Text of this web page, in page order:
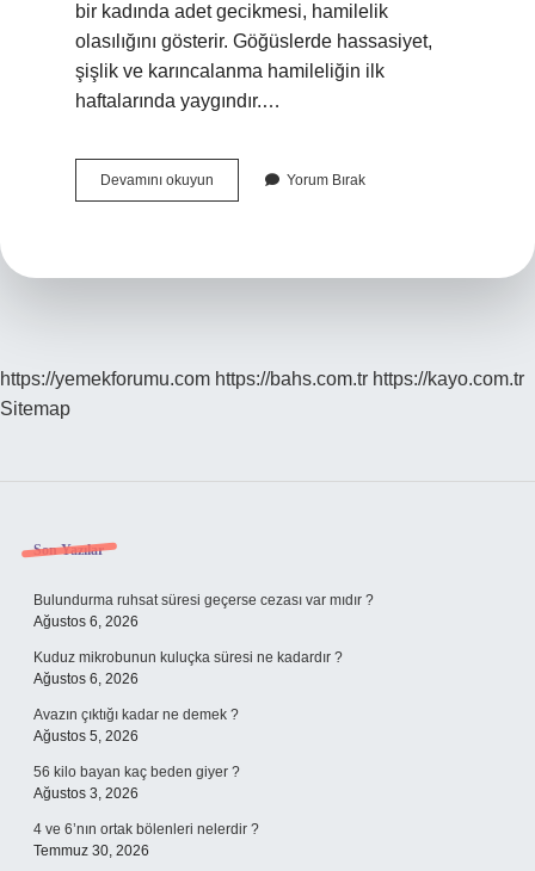
bir kadında adet gecikmesi, hamilelik
olasılığını gösterir. Göğüslerde hassasiyet,
şişlik ve karıncalanma hamileliğin ilk
haftalarında yaygındır.…
Devamını okuyun Hamilelikte
Ne
Yorum Bırak
https://yemekforumu.com https://bahs.com.tr https://kayo.com.tr
Sitemap
Sidebar
Son Yazılar
Bulundurma ruhsat süresi geçerse cezası var mıdır ?
Ağustos 6, 2026
Kuduz mikrobunun kuluçka süresi ne kadardır ?
Ağustos 6, 2026
Avazın çıktığı kadar ne demek ?
Ağustos 5, 2026
56 kilo bayan kaç beden giyer ?
Ağustos 3, 2026
4 ve 6’nın ortak bölenleri nelerdir ?
Temmuz 30, 2026